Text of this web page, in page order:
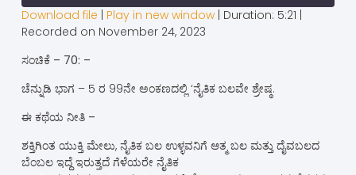
RSS FEED
SHARE
EMBED
Download file | Play in new window| Duration: 5:21 |
Recorded on November 24, 2023
ಸಂಚಿಕೆ – 70: –
ಚೆನ್ನುಡಿ ಭಾಗ – 5 ರ 99ನೇ ಅಂಕಣದಲ್ಲಿ ‘ನೈತಿಕ ಬಲವೇ ಶ್ರೇಷ್ಠ.
ಈ ಕಥೆಯ ನೀತಿ –
ಶಕ್ತಿಗಿಂತ ಯುಕ್ತಿ ಮೇಲು, ನೈತಿಕ ಬಲ ಉಳ್ಳವನಿಗೆ ಆತ್ಮ ಬಲ ಮತ್ತು ದೈವಬಲದ
ಬೆಂಬಲ ಇದ್ದೆ ಇರುತ್ತದೆ ಗೆಳೆಯರೇ ನೈತಿಕ